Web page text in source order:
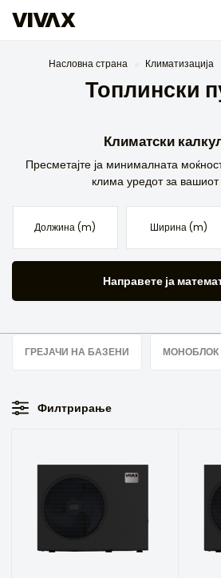
Насловна страна Климатизација
Топлински
Климатски
Пресметајте ја минималната
клима уредот за вашиот
Направете ја
ГРЕЈАЧИ НА БАЗЕНИ МОНОБЛОК
Филтрирање